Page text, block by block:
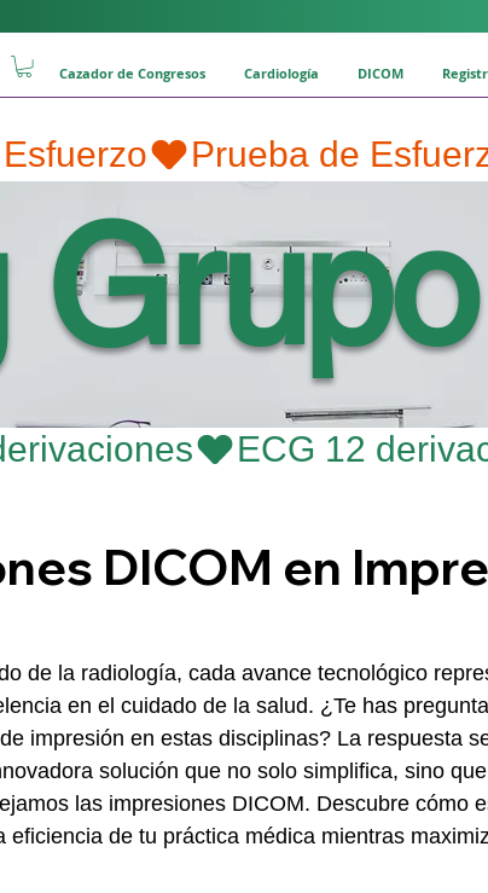
Cazador de Congresos Cardiología DICOM
DICOM en
de la radiología, cada avance tecnológico
en el cuidado de la salud. ¿Te has
impresión en estas disciplinas? La respuesta
solución que no solo simplifica, sino
las impresiones DICOM. Descubre cómo
eficiencia de tu práctica médica mientras